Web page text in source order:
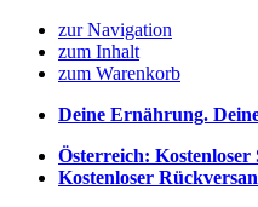
zur Navigation
zum Inhalt
zum Warenkorb
Deine Ernährung.
Österreich: Kostenloser
Kostenloser